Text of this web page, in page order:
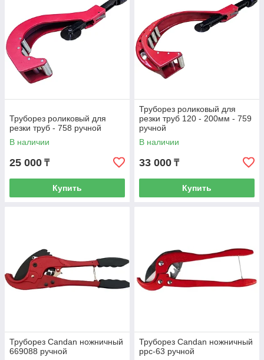
Труборез роликовый для
резки труб - 758 ручной
В наличии
25 000 ₸
Купить
Труборез роликовый для
резки труб 120 - 200мм - 759
ручной
В наличии
33 000 ₸
Купить
Труборез Candan ножничный
669088 ручной
Труборез Candan ножничный
ppc-63 ручной